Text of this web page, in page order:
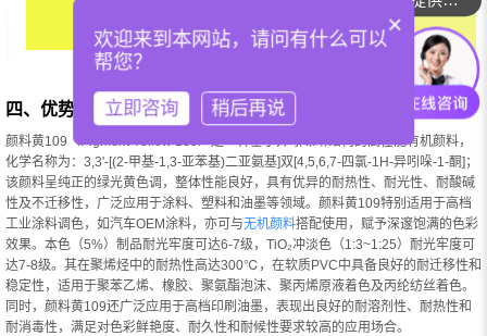
四、优势与特性
颜料黄109（Pigment Yellow 109）是一种基于异吲哚啉结构的高性能有机颜料，
化学名称为：3,3'-[(2-甲基-1,3-亚苯基)二亚氨基]双[4,5,6,7-四氯-1H-异吲哚-1-酮]；
该颜料呈纯正的绿光黄色调，整体性能良好，具有优异的耐热性、耐光性、耐酸碱
性及不迁移性，广泛应用于涂料、塑料和油墨等领域。颜料黄109特别适用于高档
工业涂料调色，如汽车OEM涂料，亦可与无机颜料搭配使用，赋予深邃饱满的色彩
效果。本色（5%）制品耐光牢度可达6-7级，TiO₂冲淡色（1:3~1:25）耐光牢度可
达7-8级。其在聚烯烃中的耐热性高达300℃，在软质PVC中具备良好的耐迁移性和
稳定性，适用于聚苯乙烯、橡胶、聚氨酯泡沫、聚丙烯原液着色及丙纶纺丝着色。
同时，颜料黄109还广泛应用于高档印刷油墨，表现出良好的耐溶剂性、耐热性和
耐消毒性，满足对色彩鲜艳度、耐久性和耐候性要求较高的应用场合。
×
欢迎来到本网站，请问有什么可以
帮您？
立即咨询 稍后再说